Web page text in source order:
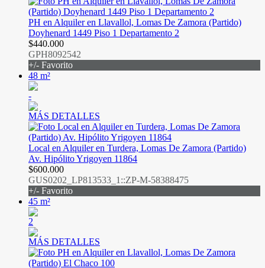
PH en Alquiler en Llavallol, Lomas De Zamora (Partido)
Doyhenard 1449 Piso 1 Departamento 2
$440.000
GPH8092542
+/- Favorito
48 m²
-
MÁS DETALLES
Local en Alquiler en Turdera, Lomas De Zamora (Partido)
Av. Hipólito Yrigoyen 11864
$600.000
GUS0202_LP813533_1::ZP-M-58388475
+/- Favorito
45 m²
2
MÁS DETALLES